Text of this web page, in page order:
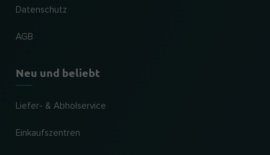
Datenschutz
AGB
Neu und beliebt
Liefer- & Abholservice
Einkaufszentren